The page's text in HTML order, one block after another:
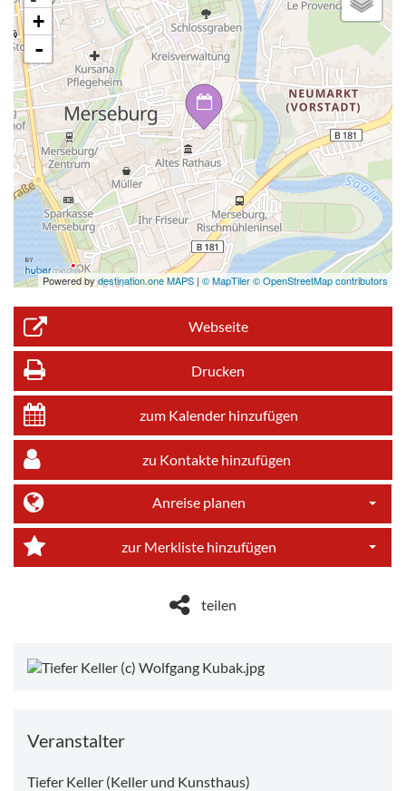
+
-
Powered bydestination.one MAPS | © MapTiler © OpenStreetMap contributors
Webseite
Drucken
zum Kalender hinzufügen
zu Kontakte hinzufügen
Anreise planen
zur Merkliste hinzufügen
teilen
Veranstalter
Tiefer Keller (Keller und Kunsthaus)